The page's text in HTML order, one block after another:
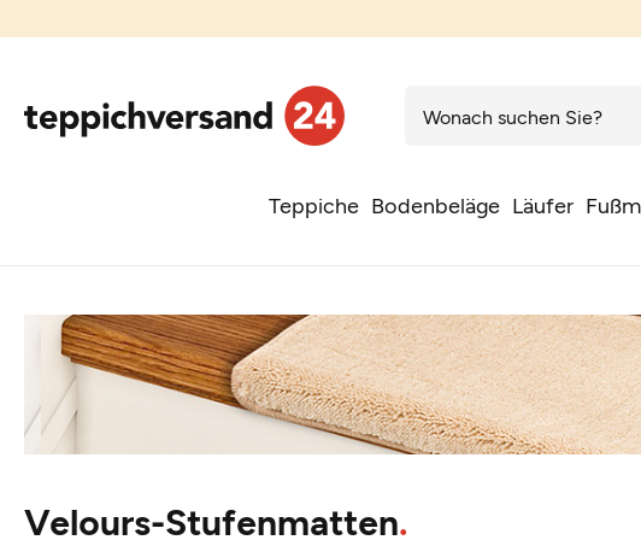
Teppiche Bodenbeläge Läufer
Velours-Stufenmatten